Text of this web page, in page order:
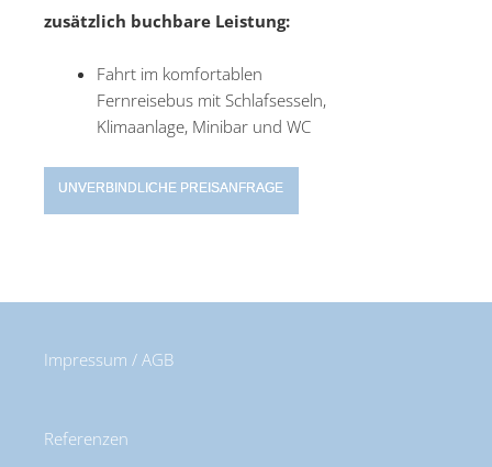
zusätzlich buchbare Leistung:
Fahrt im komfortablen
Fernreisebus mit Schlafsesseln,
Klimaanlage, Minibar und WC
UNVERBINDLICHE PREISANFRAGE
Impressum / AGB
Referenzen